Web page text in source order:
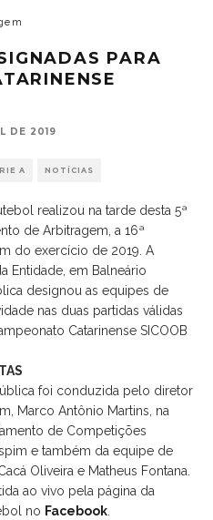
PARA
DE 2019
A NOTÍCIAS
realizou na tarde desta 5ª
de Arbitragem, a 16ª
do exercício de 2019. A
Entidade, em Balneário
designou as equipes de
nas duas partidas válidas
Catarinense SICOOB
foi conduzida pelo diretor
Marco Antônio Martins, na
de Competições
e também da equipe de
Oliveira e Matheus Fontana.
ao vivo pela página da
no Facebook.